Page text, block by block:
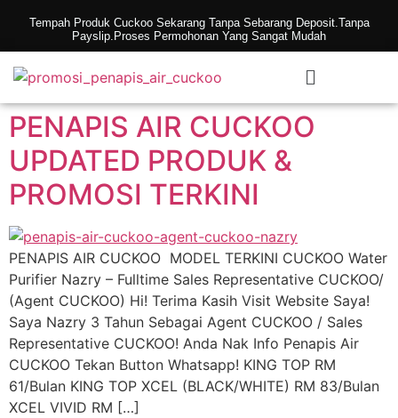
Tempah Produk Cuckoo Sekarang Tanpa Sebarang Deposit.Tanpa
Payslip.Proses Permohonan Yang Sangat Mudah
PENAPIS AIR CUCKOO
UPDATED PRODUK &
PROMOSI TERKINI
PENAPIS AIR CUCKOO MODEL TERKINI CUCKOO Water
Purifier Nazry – Fulltime Sales Representative CUCKOO/
(Agent CUCKOO) Hi! Terima Kasih Visit Website Saya!
Saya Nazry 3 Tahun Sebagai Agent CUCKOO / Sales
Representative CUCKOO! Anda Nak Info Penapis Air
CUCKOO Tekan Button Whatsapp! KING TOP RM
61/Bulan KING TOP XCEL (BLACK/WHITE) RM 83/Bulan
XCEL VIVID RM […]